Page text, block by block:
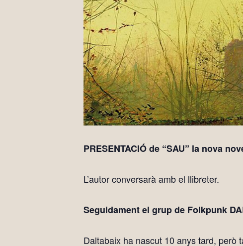
PRESENTACIÓ de “SAU” la nova
L’autor conversarà amb el llibreter.
Seguidament el grup de Folkpunk
Daltabaix ha nascut 10 anys tard, però